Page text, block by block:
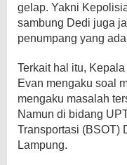
gelap. Yakni
sambung Dedi juga
penumpang yang
Terkait hal itu,
Evan mengaku soal
mengaku masalah
Namun di bidang
Transportasi (BSOT)
Lampung.